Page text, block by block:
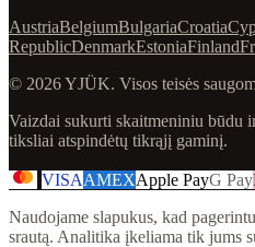
AustriaBelgiumBulgariaCroatia
RepublicDenmarkEstoniaFinland
© 2026 YJÜK. Visos teisės
Vaizdai sukurti skaitmeniniu būdu
tiksliai atspindėtų tikrąjį gaminį.
VISAAMEXApple PayG Pay
Naudojame slapukus, kad
srautą. Analitika įkeliama tik jums